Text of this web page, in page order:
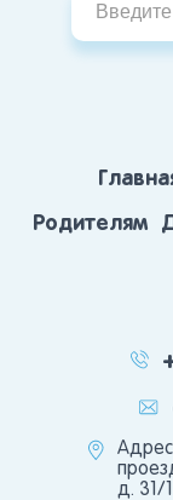
Родителям
д. 31/1